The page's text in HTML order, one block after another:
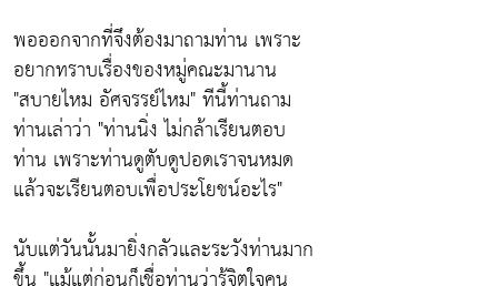
พอออกจากที่จึงต้องมาถามท่าน เพราะ
อยากทราบเรื่องของหมู่คณะมานาน
"สบายไหม อัศจรรย์ไหม"ทีนี้ท่านถาม
ท่านเล่าว่า "ท่านนิ่ง ไม่กล้าเรียนตอบ
ท่าน เพราะท่านดูตับดูปอดเราจนหมด
แล้วจะเรียนตอบเพื่อประโยชน์อะไร"
นับแต่วันนั้นมายิ่งกลัวและระวังท่านมาก